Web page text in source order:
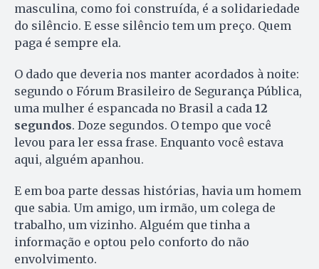
masculina, como foi construída, é a solidariedade
do silêncio. E esse silêncio tem um preço. Quem
paga é sempre ela.
O dado que deveria nos manter acordados à noite:
segundo o Fórum Brasileiro de Segurança Pública,
uma mulher é espancada no Brasil a cada 12
segundos. Doze segundos. O tempo que você
levou para ler essa frase. Enquanto você estava
aqui, alguém apanhou.
E em boa parte dessas histórias, havia um homem
que sabia. Um amigo, um irmão, um colega de
trabalho, um vizinho. Alguém que tinha a
informação e optou pelo conforto do não
envolvimento.